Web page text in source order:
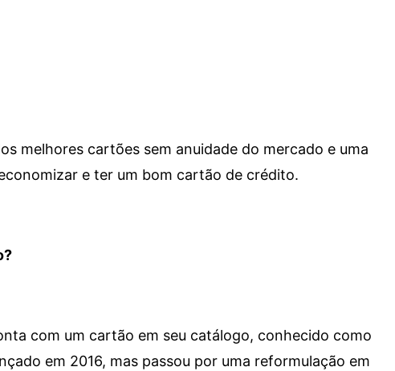
melhores cartões sem anuidade do mercado e uma
e ter um bom cartão de crédito.
com um cartão em seu catálogo, conhecido como
em 2016, mas passou por uma reformulação em